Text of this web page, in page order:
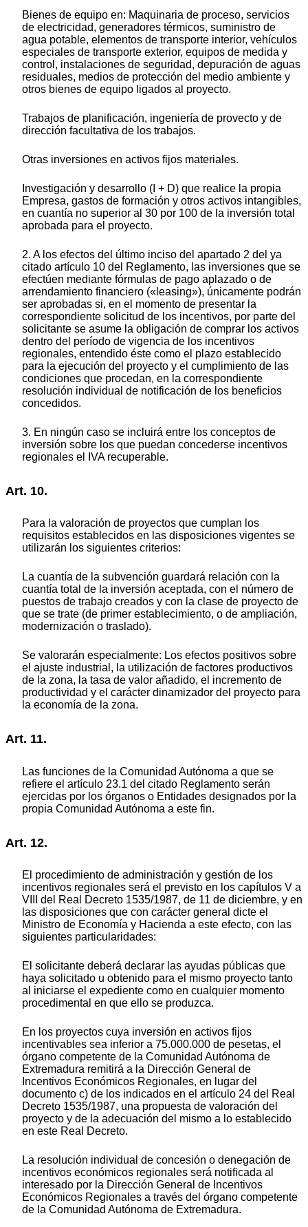
Bienes de equipo en: Maquinaria de proceso, servicios
de electricidad, generadores térmicos, suministro de
agua potable, elementos de transporte interior, vehículos
especiales de transporte exterior, equipos de medida y
control, instalaciones de seguridad, depuración de aguas
residuales, medios de protección del medio ambiente y
otros bienes de equipo ligados al proyecto.
Trabajos de planificación, ingeniería de provecto y de
dirección facultativa de los trabajos.
Otras inversiones en activos fijos materiales.
Investigación y desarrollo (I + D) que realice la propia
Empresa, gastos de formación y otros activos intangibles,
en cuantía no superior al 30 por 100 de la inversión total
aprobada para el proyecto.
2. A los efectos del último inciso del apartado 2 del ya
citado artículo 10 del Reglamento, las inversiones que se
efectúen mediante fórmulas de pago aplazado o de
arrendamiento financiero («leasing»), únicamente podrán
ser aprobadas si, en el momento de presentar la
correspondiente solicitud de los incentivos, por parte del
solicitante se asume la obligación de comprar los activos
dentro del período de vigencia de los incentivos
regionales, entendido éste como el plazo establecido
para la ejecución del proyecto y el cumplimiento de las
condiciones que procedan, en la correspondiente
resolución individual de notificación de los beneficios
concedidos.
3. En ningún caso se incluirá entre los conceptos de
inversión sobre los que puedan concederse incentivos
regionales el IVA recuperable.
Art. 10.
Para la valoración de proyectos que cumplan los
requisitos establecidos en las disposiciones vigentes se
utilizarán los siguientes criterios:
La cuantía de la subvención guardará relación con la
cuantía total de la inversión aceptada, con el número de
puestos de trabajo creados y con la clase de proyecto de
que se trate (de primer establecimiento, o de ampliación,
modernización o traslado).
Se valorarán especialmente: Los efectos positivos sobre
el ajuste industrial, la utilización de factores productivos
de la zona, la tasa de valor añadido, el incremento de
productividad y el carácter dinamizador del proyecto para
la economía de la zona.
Art. 11.
Las funciones de la Comunidad Autónoma a que se
refiere el artículo 23.1 del citado Reglamento serán
ejercidas por los órganos o Entidades designados por la
propia Comunidad Autónoma a este fin.
Art. 12.
El procedimiento de administración y gestión de los
incentivos regionales será el previsto en los capítulos V a
VIII del Real Decreto 1535/1987, de 11 de diciembre, y en
las disposiciones que con carácter general dicte el
Ministro de Economía y Hacienda a este efecto, con las
siguientes particularidades:
El solicitante deberá declarar las ayudas públicas que
haya solicitado u obtenido para el mismo proyecto tanto
al iniciarse el expediente como en cualquier momento
procedimental en que ello se produzca.
En los proyectos cuya inversión en activos fijos
incentivables sea inferior a 75.000.000 de pesetas, el
órgano competente de la Comunidad Autónoma de
Extremadura remitirá a la Dirección General de
Incentivos Económicos Regionales, en lugar del
documento c) de los indicados en el artículo 24 del Real
Decreto 1535/1987, una propuesta de valoración del
proyecto y de la adecuación del mismo a lo establecido
en este Real Decreto.
La resolución individual de concesión o denegación de
incentivos económicos regionales será notificada al
interesado por la Dirección General de Incentivos
Económicos Regionales a través del órgano competente
de la Comunidad Autónoma de Extremadura.